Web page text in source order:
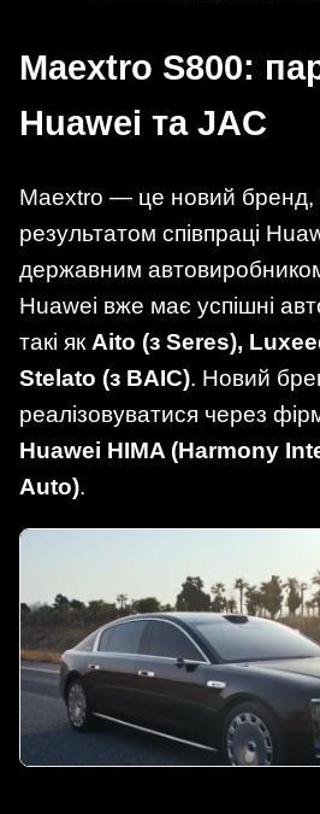
Maextro S800:
Huawei та JAC
Maextro — це новий бренд,
результатом співпраці
державним
Huawei вже має успішні
такі як Aito (з Seres),
Stelato (з BAIC). Новий
реалізовуватися через
Huawei HIMA (Harmony
Auto).